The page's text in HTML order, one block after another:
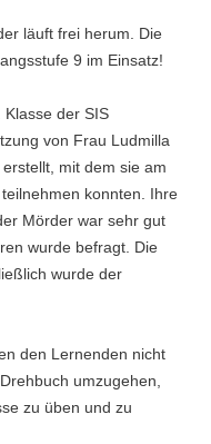
läuft frei herum. Die
9 im Einsatz!
der SIS
von Frau Ludmilla
mit dem sie am
konnten. Ihre
Mörder war sehr gut
wurde befragt. Die
wurde der
den Lernenden nicht
umzugehen,
zu üben und zu